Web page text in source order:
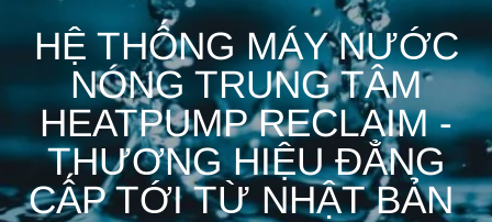
HỆ THỐNG MÁY NƯỚC
NÓNG TRUNG TÂM
HEATPUMP RECLAIM -
THƯƠNG HIỆU ĐẲNG
CẤP TỚI TỪ NHẬT BẢN